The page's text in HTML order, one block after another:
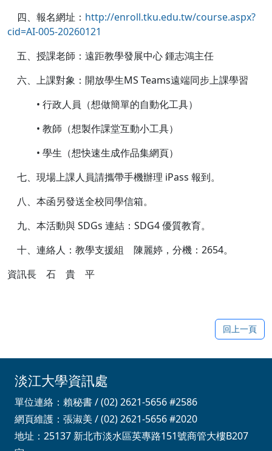
四、報名網址： http://enroll.tku.edu.tw/course.aspx?
cid=AI-005-20260121
五、授課老師：遠距教學發展中心 鍾志鴻主任
六、上課對象：開放學生MS Teams遠端同步上課學習
• 行政人員（想做簡單的自動化工具）
• 教師（想製作課堂互動小工具）
• 學生（想快速生成作品集網頁）
七、現場上課人員請攜帶手機辦理 iPass 報到。
八、本函另發送全校同學信箱。
九、本活動與 SDGs 連結：SDG4 優質教育。
十、連絡人：教學支援組 陳麗婷，分機：2654。
資訊長 石 貴 平
回上一頁
淡江大學資訊處
單位連絡：賴秘書 / (02) 2621-5656 #2586
網頁維護：張淑美 / (02) 2621-5656 #2020
地址：25137 新北市淡水區英專路151號商管大樓B207